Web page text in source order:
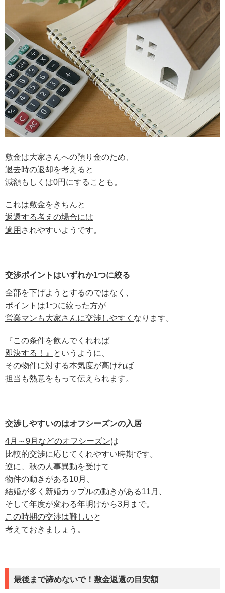
敷金は大家さんへの預り金のため、
退去時の返却を考える と
減額もしくは0円にすることも。
これは敷金をきちんと
返還する考えの場合には
適用 されやすいようです。
交渉ポイントはいずれか1つに絞る
全部を下げようとするのではなく、
ポイントは1つに絞った方が
営業マンも大家さんに交渉しやすく なります。
『この条件を飲んでくれれば
即決する！』
というように、
その物件に対する本気度が高ければ
担当も熱意をもって伝えられます。
交渉しやすいのはオフシーズンの入居
4月～9月などのオフシーズンは
比較的交渉に応じてくれやすい時期です。
逆に、秋の人事異動を受けて
物件の動きがある10月、
結婚が多く新婚カップルの動きがある11月、
そして年度が変わる年明けから3月まで。
この時期の交渉は難しいと
考えておきましょう。
最後まで諦めないで！敷金返還の目安額